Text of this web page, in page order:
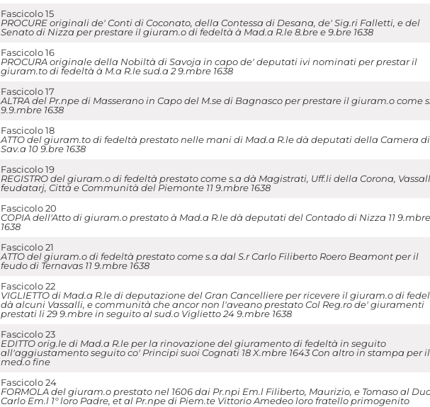
Fascicolo 15
PROCURE originali de' Conti di Coconato, della Contessa di Desana, de' Sig.ri Falletti, e del
Senato di Nizza per prestare il giuram.o di fedeltà à Mad.a R.le 8.bre e 9.bre 1638
Fascicolo 16
PROCURA originale della Nobiltà di Savoja in capo de' deputati ivi nominati per prestar il
giuram.to di fedeltà à M.a R.le sud.a 2 9.mbre 1638
Fascicolo 17
ALTRA del Pr.npe di Masserano in Capo del M.se di Bagnasco per prestare il giuram.o come
9.9.mbre 1638
Fascicolo 18
ATTO del giuram.to di fedeltà prestato nelle mani di Mad.a R.le dà deputati della Camera di
Sav.a 10 9.bre 1638
Fascicolo 19
REGISTRO del giuram.o di fedeltà prestato come s.a dà Magistrati, Uff.li della Corona,
feudatarj, Città e Communità del Piemonte 11 9.mbre 1638
Fascicolo 20
COPIA dell'Atto di giuram.o prestato à Mad.a R.le dà deputati del Contado di Nizza 11 9.mbre
1638
Fascicolo 21
ATTO del giuram.o di fedeltà prestato come s.a dal S.r Carlo Filiberto Roero Beamont per il
feudo di Ternavas 11 9.mbre 1638
Fascicolo 22
VIGLIETTO di Mad.a R.le di deputazione del Gran Cancelliere per ricevere il giuram.o di
dà alcuni Vassalli, e communità che ancor non l'aveano prestato Col Reg.ro de' giuramenti
prestati li 29 9.mbre in seguito al sud.o Viglietto 24 9.mbre 1638
Fascicolo 23
EDITTO orig.le di Mad.a R.le per la rinovazione del giuramento di fedeltà in seguito
all'aggiustamento seguito co' Principi suoi Cognati 18 X.mbre 1643 Con altro in stampa per il
med.o fine
Fascicolo 24
FORMOLA del giuram.o prestato nel 1606 dai Pr.npi Em.l Filiberto, Maurizio, e Tomaso al
Carlo Em.l 1° loro Padre, et al Pr.npe di Piem.te Vittorio Amedeo loro fratello primogenito